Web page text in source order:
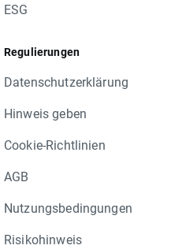
ESG
Regulierungen
Datenschutzerklärung
Hinweis geben
Cookie-Richtlinien
AGB
Nutzungsbedingungen
Risikohinweis